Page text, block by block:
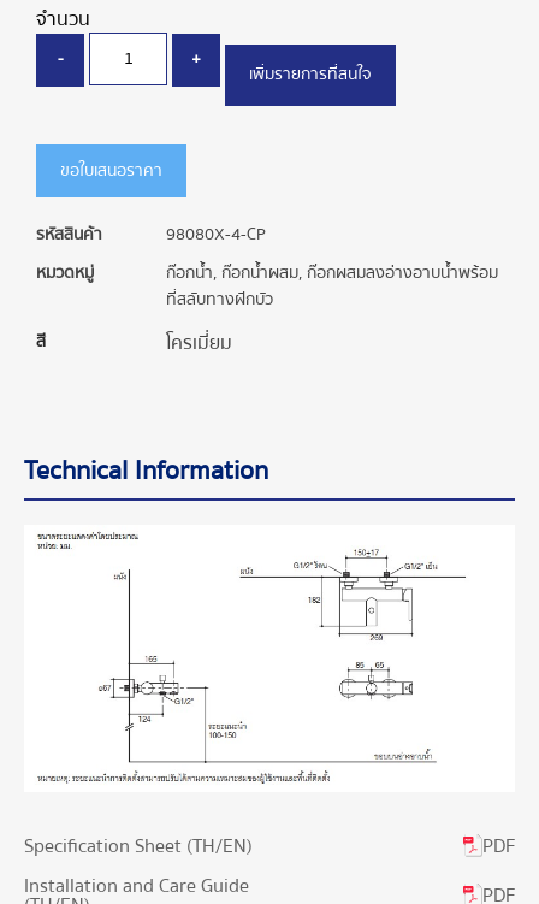
จำนวน
- +
เพิ่มรายการที่สนใจ
ขอใบเสนอราคา
รหัสสินค้า
98080X-4-CP
หมวดหมู่
ก๊อกน้ำ,ก๊อกน้ำผสม,ก๊อกผสมลงอ่างอาบน้ำพร้อม
ที่สลับทางฝักบัว
สี โครเมี่ยม
Technical Information
Specification Sheet (TH/EN)
PDF
Installation and Care Guide
PDF